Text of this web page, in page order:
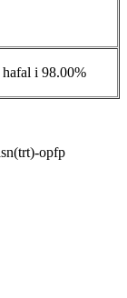
i 98.00%
opfp